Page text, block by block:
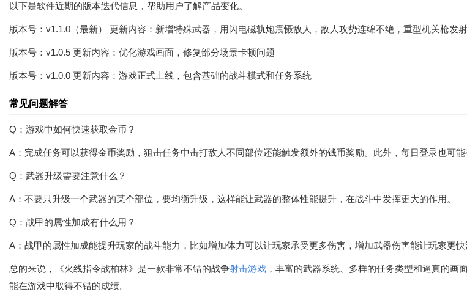
以下是软件近期的版本迭代信息，帮助用户了解产品变化。
版本号：v1.1.0（最新） 更新内容：新增特殊武器，用闪电磁轨炮震慑敌人，敌人攻势连绵不绝，重型机关枪发
版本号：v1.0.5 更新内容：优化游戏画面，修复部分场景卡顿问题
版本号：v1.0.0 更新内容：游戏正式上线，包含基础的战斗模式和任务系统
常见问题解答
Q：游戏中如何快速获取金币？
A：完成任务可以获得金币奖励，狙击任务中击打敌人不同部位还能触发额外的钱币奖励。此外，每日登录也可能
Q：武器升级需要注意什么？
A：不要只升级一个武器的某个部位，要均衡升级，这样能让武器的整体性能提升，在战斗中发挥更大的作用。
Q：战甲的属性加成有什么用？
A：战甲的属性加成能提升玩家的战斗能力，比如增加体力可以让玩家承受更多伤害，增加武器伤害能让玩家更快
总的来说，《火线指令战柏林》是一款非常不错的战争射击游戏 ，丰富的武器系统、多样的任务类型和逼真的
能在游戏中取得不错的成绩。